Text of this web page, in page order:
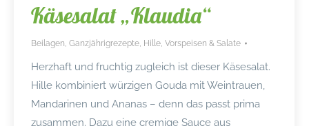
Käsesalat „Klaudia“
Beilagen Ganzjährigrezepte Hille Vorspeisen & Salate
Herzhaft und fruchtig zugleich ist dieser Käsesalat.
Hille kombiniert würzigen Gouda mit Weintrauen,
Mandarinen und Ananas – denn das passt prima
zusammen. Dazu eine cremige Sauce aus